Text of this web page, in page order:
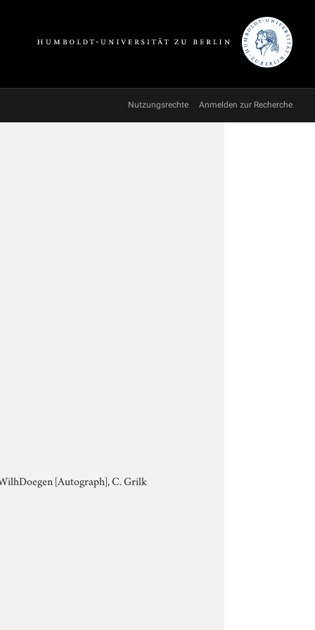
Nutzungsrechte Anmelden zur Recherche
[Autograph], C. Grilk